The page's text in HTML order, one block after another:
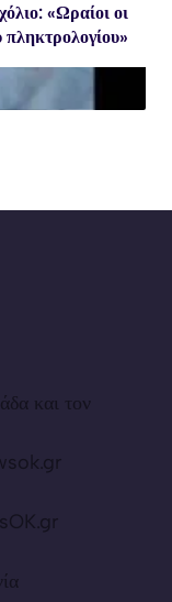
«Ωραίοι οι
πληκτρολογίου»
και τον